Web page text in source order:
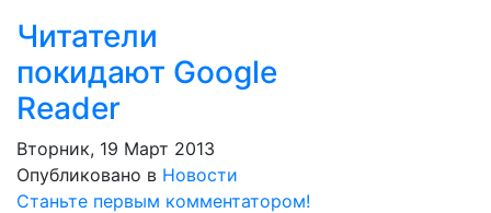
Читатели
покидают Google
Reader
Вторник, 19 Март 2013
Опубликовано в Новости
Станьте первым комментатором!